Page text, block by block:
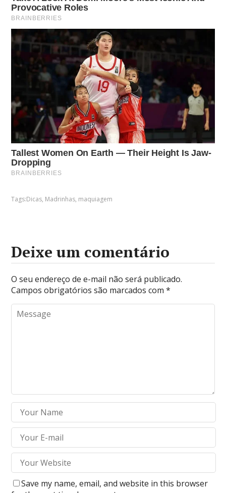
Tags:Dicas, Madrinhas, maquiagem
Deixe um comentário
O seu endereço de e-mail não será publicado.
Campos obrigatórios são marcados com*
Save my name, email, and website in this browser